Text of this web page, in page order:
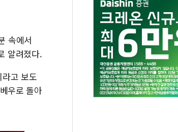
속에서
알려졌다.
고 보도
우로 돌아